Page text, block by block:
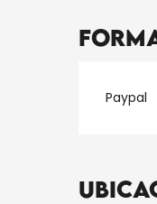
Paypal